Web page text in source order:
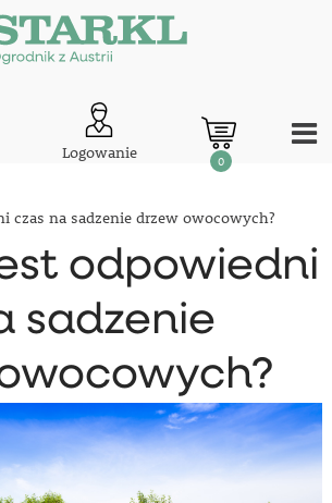
Logowanie 0
czas na sadzenie drzew owocowych?
odpowiedni
sadzenie